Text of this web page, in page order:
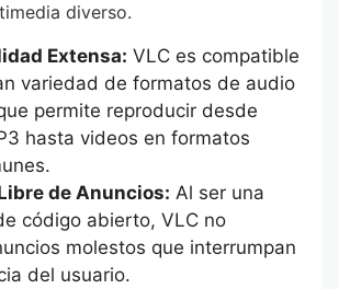
diverso.
Extensa: VLC es compatible
variedad de formatos de audio
permite reproducir desde
hasta videos en formatos
de Anuncios: Al ser una
código abierto, VLC no
molestos que interrumpan
del usuario.